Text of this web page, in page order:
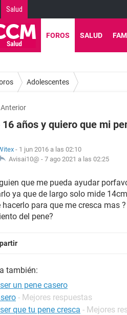
Salud
FOROS SALUD
Adolescentes
16 años y quiero que mi
- 1 jun 2016 a las 02:10
Avisai10@ - 7 ago 2021 a las 02:25
que me pueda ayudar
ya que de largo solo mide
hacerlo para que me cresca mas
del pene?
también:
un pene casero
- Mejores respuestas
que tu pene cresca - Mejores